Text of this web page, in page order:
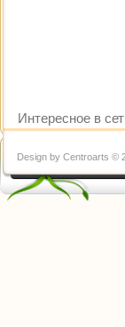
Интересное в
Design by Centroarts ©